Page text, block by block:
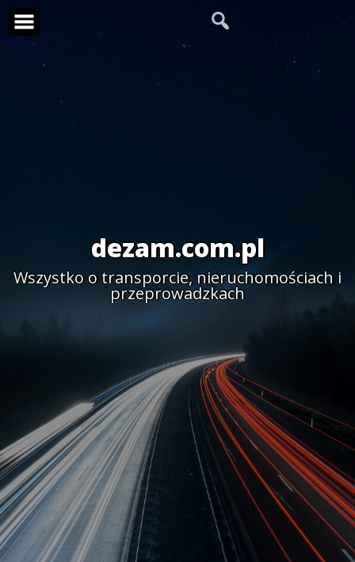
Skip
content
dezam.com.pl
Wszystko o transporcie, nieruchomościach i
przeprowadzkach